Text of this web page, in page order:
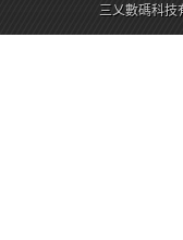
三乂數碼科技